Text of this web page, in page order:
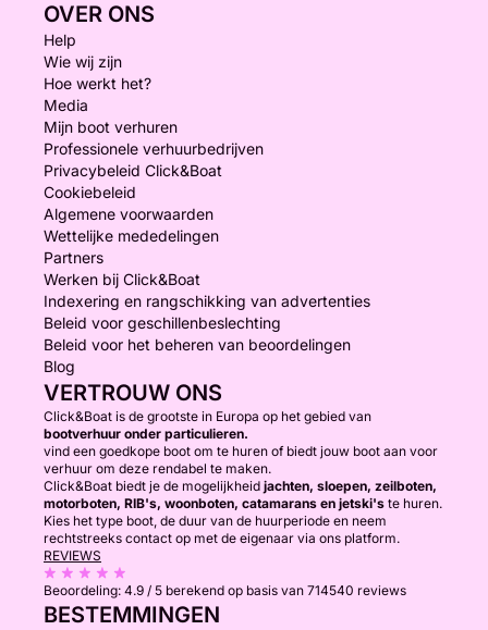
OVER ONS
Help
Wie wij zijn
Hoe werkt het?
Media
Mijn boot verhuren
Professionele verhuurbedrijven
Privacybeleid Click&Boat
Cookiebeleid
Algemene voorwaarden
Wettelijke mededelingen
Partners
Werken bij Click&Boat
Indexering en rangschikking van advertenties
Beleid voor geschillenbeslechting
Beleid voor het beheren van beoordelingen
Blog
VERTROUW ONS
Click&Boat is de grootste in Europa op het gebied van
bootverhuur onder particulieren.
vind een goedkope boot om te huren of biedt jouw boot aan voor
verhuur om deze rendabel te maken.
Click&Boat biedt je de mogelijkheid jachten, sloepen, zeilboten,
motorboten, RIB's, woonboten, catamarans en jetski's te huren.
Kies het type boot, de duur van de huurperiode en neem
rechtstreeks contact op met de eigenaar via ons platform.
REVIEWS
Beoordeling: 4.9 / 5 berekend op basis van 714540 reviews
BESTEMMINGEN